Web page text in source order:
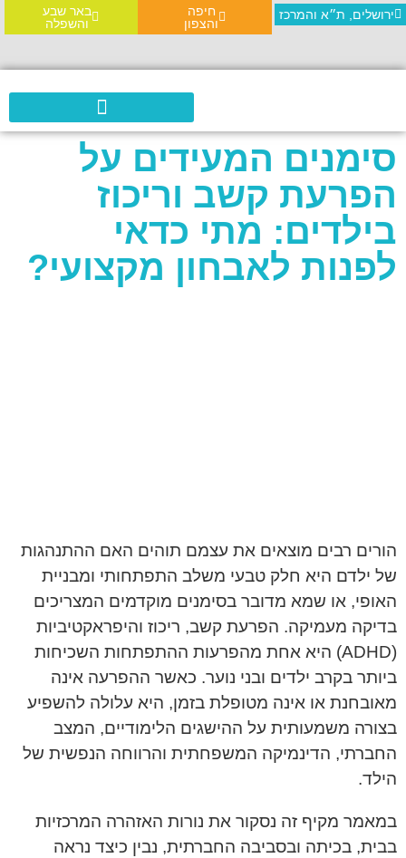
ירושלים, ת״א והמרכז
חיפה
והצפון
באר שבע
והשפלה
סימנים המעידים על
הפרעת קשב וריכוז
בילדים: מתי כדאי
לפנות לאבחון מקצועי?
הורים רבים מוצאים את עצמם תוהים האם ההתנהגות
של ילדם היא חלק טבעי משלב התפתחותי ומבניית
האופי, או שמא מדובר בסימנים מוקדמים המצריכים
בדיקה מעמיקה. הפרעת קשב, ריכוז והיפראקטיביות
(ADHD) היא אחת מהפרעות ההתפתחות השכיחות
ביותר בקרב ילדים ובני נוער. כאשר ההפרעה אינה
מאובחנת או אינה מטופלת בזמן, היא עלולה להשפיע
בצורה משמעותית על ההישגים הלימודיים, המצב
החברתי, הדינמיקה המשפחתית והרווחה הנפשית של
הילד.
במאמר מקיף זה נסקור את נורות האזהרה המרכזיות
בבית, בכיתה ובסביבה החברתית, נבין כיצד נראה